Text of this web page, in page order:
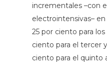
incrementales –con
electrointensivas–
25 por ciento para
ciento para el tercer
ciento para el quinto